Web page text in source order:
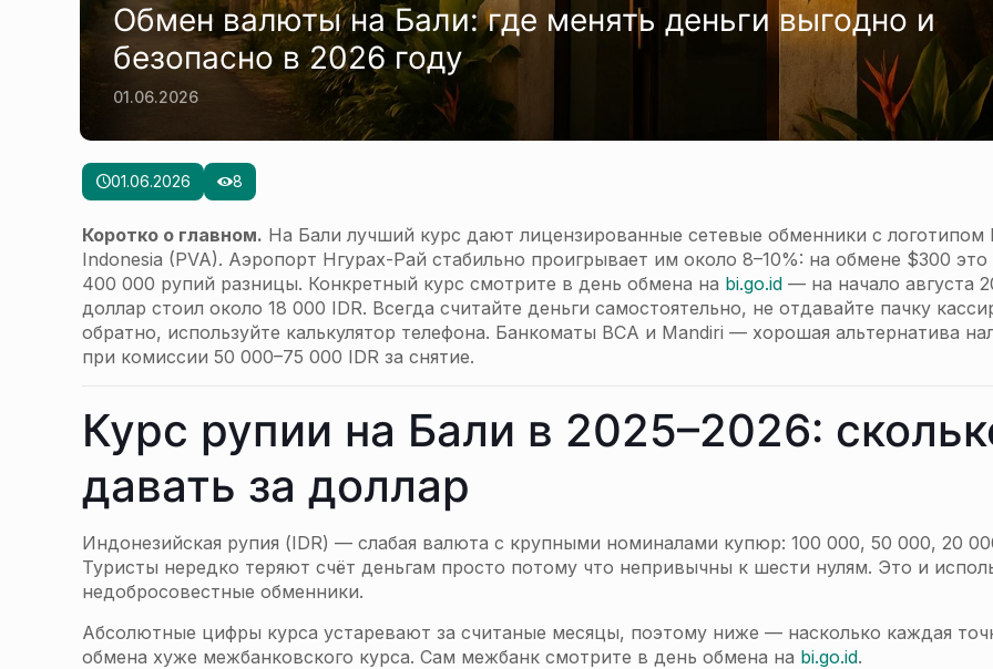
Обмен валюты на Бали: где менять деньги выгодно и
безопасно в 2026 году
01.06.2026
01.06.2026 8
Коротко о главном. На Бали лучший курс дают лицензированные сетевые обменники с логотипом
Indonesia (PVA). Аэропорт Нгурах-Рай стабильно проигрывает им около 8–10%: на обмене $300 это
400 000 рупий разницы. Конкретный курс смотрите в день обмена на bi.go.id — на начало августа
доллар стоил около 18 000 IDR. Всегда считайте деньги самостоятельно, не отдавайте пачку
обратно, используйте калькулятор телефона. Банкоматы BCA и Mandiri — хорошая альтернатива
при комиссии 50 000–75 000 IDR за снятие.
Курс рупии на Бали в 2025–2026:
давать за доллар
Индонезийская рупия (IDR) — слабая валюта с крупными номиналами купюр: 100 000, 50 000, 20
Туристы нередко теряют счёт деньгам просто потому что непривычны к шести нулям. Это и
недобросовестные обменники.
Абсолютные цифры курса устаревают за считаные месяцы, поэтому ниже — насколько каждая
обмена хуже межбанковского курса. Сам межбанк смотрите в день обмена на bi.go.id.